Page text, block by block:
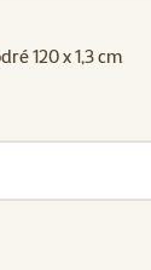
120 x 1,3 cm